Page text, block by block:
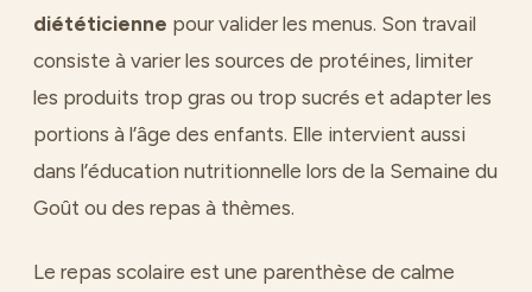
diététicienne pour valider les menus. Son travail
consiste à varier les sources de protéines, limiter
les produits trop gras ou trop sucrés et adapter les
portions à l’âge des enfants. Elle intervient aussi
dans l’éducation nutritionnelle lors de la Semaine du
Goût ou des repas à thèmes.
Le repas scolaire est une parenthèse de calme